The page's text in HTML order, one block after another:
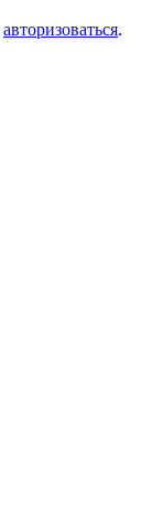
авторизоваться.